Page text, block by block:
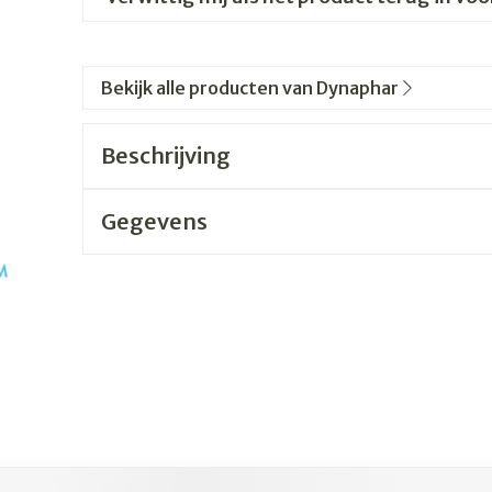
Bekijk alle producten van Dynaphar
Beschrijving
Gegevens